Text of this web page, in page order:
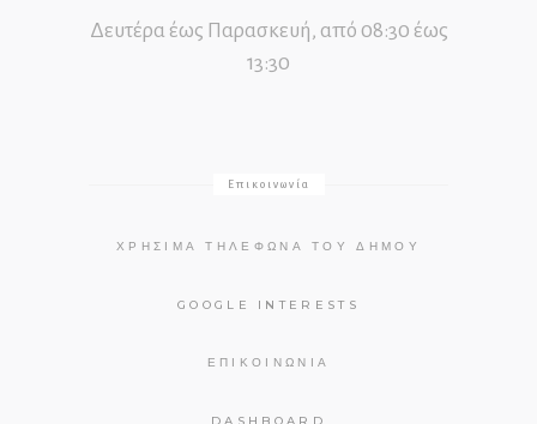
Δευτέρα έως Παρασκευή, από 08:30 έως
13:30
Επικοινωνία
ΧΡΉΣΙΜΑ ΤΗΛΈΦΩΝΑ ΤΟΥ ΔΉΜΟΥ
GOOGLE INTERESTS
ΕΠΙΚΟΙΝΩΝΊΑ